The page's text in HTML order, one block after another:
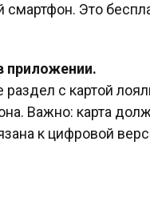
смартфон. Это
приложении.
с картой
Важно: карта
к цифровой